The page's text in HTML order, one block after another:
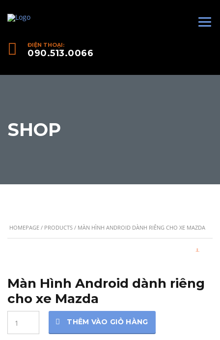
ĐIỆN THOẠI:
090.513.0066
SHOP
HOMEPAGE / PRODUCTS / MÀN HÌNH ANDROID DÀNH RIÊNG CHO XE MAZDA
Màn Hình Android dành riêng
cho xe Mazda
THÊM VÀO GIỎ HÀNG